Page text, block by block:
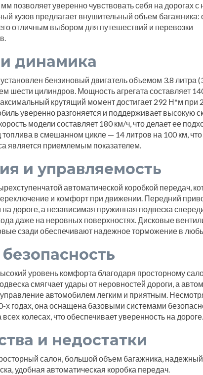
позволяет уверенно чувствовать себя на дорогах
кузов предлагает внушительный объем багажника:
отличным выбором для путешествий и перевозки
динамика
бензиновый двигатель объемом 3.8 литра
шести цилиндров. Мощность агрегата составляет
крутящий момент достигает 292 Н*м при
уверенно разгоняется и поддерживает высокую
модели составляет 180 км/ч, что делает ее
топлива в смешанном цикле — 14 литров на 100 км,
является приемлемым показателем.
и управляемость
автоматической коробкой передач,
и комфорт при движении. Передний
дороге, а независимая пружинная подвеска
даже на неровных поверхностях. Дисковые
сзади обеспечивают надежное торможение в
уровень комфорта благодаря просторному
смягчает удары от неровностей дороги, а
автомобилем легким и приятным.
х годах, она оснащена базовыми системами
колесах, что обеспечивает уверенность на дороге.
и недостатки
салон, большой объем багажника, надежный
удобная автоматическая коробка передач.